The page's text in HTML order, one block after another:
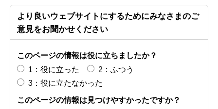
より良いウェブサイトにするためにみなさまのご
意見をお聞かせください
このページの情報は役に立ちましたか？
1：役に立った
2：ふつう
3：役に立たなかった
このページの情報は見つけやすかったですか？